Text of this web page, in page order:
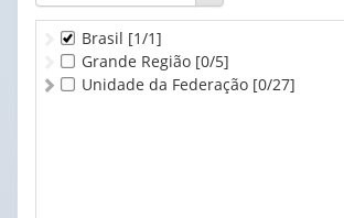
Brasil [1/1]
Grande Região [0/5]
Unidade da Federação [0/27]